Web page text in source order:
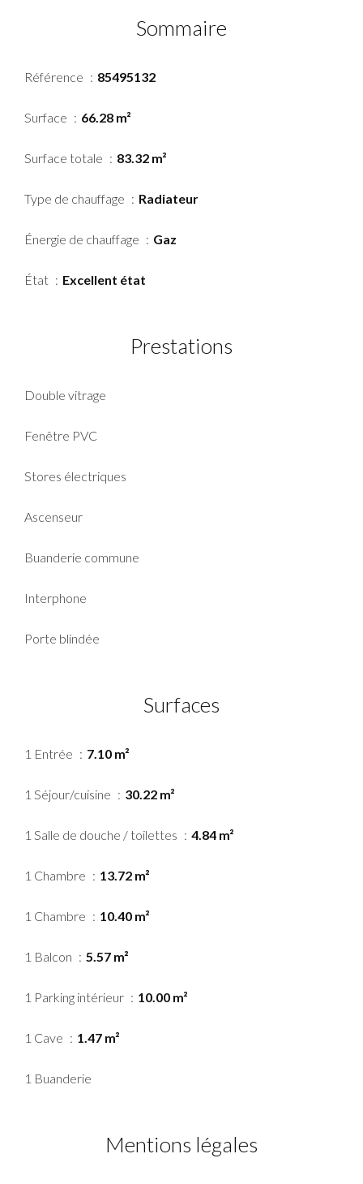
Sommaire
Référence 85495132
Surface 66.28 m²
Surface totale 83.32 m²
Type de chauffage Radiateur
Énergie de chauffage Gaz
État Excellent état
Prestations
Double vitrage
Fenêtre PVC
Stores électriques
Ascenseur
Buanderie commune
Interphone
Porte blindée
Surfaces
1 Entrée 7.10 m²
1 Séjour/cuisine 30.22 m²
1 Salle de douche / toilettes 4.84 m²
1 Chambre 13.72 m²
1 Chambre 10.40 m²
1 Balcon 5.57 m²
1 Parking intérieur 10.00 m²
1 Cave 1.47 m²
1 Buanderie
Mentions légales